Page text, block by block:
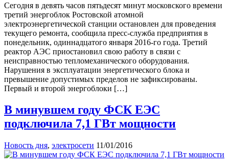
Сегодня в девять часов пятьдесят минут московского времени
третий энергоблок Ростовской атомной
электроэнергетической станции остановлен для проведения
текущего ремонта, сообщила пресс-служба предприятия в
понедельник, одиннадцатого января 2016-го года. Третий
реактор АЭС приостановил свою работу в связи с
неисправностью тепломеханического оборудования.
Нарушения в эксплуатации энергетического блока и
превышение допустимых пределов не зафиксированы.
Первый и второй энергоблоки […]
В минувшем году ФСК ЕЭС
подключила 7,1 ГВт мощности
Новость дня, электросети 11/01/2016